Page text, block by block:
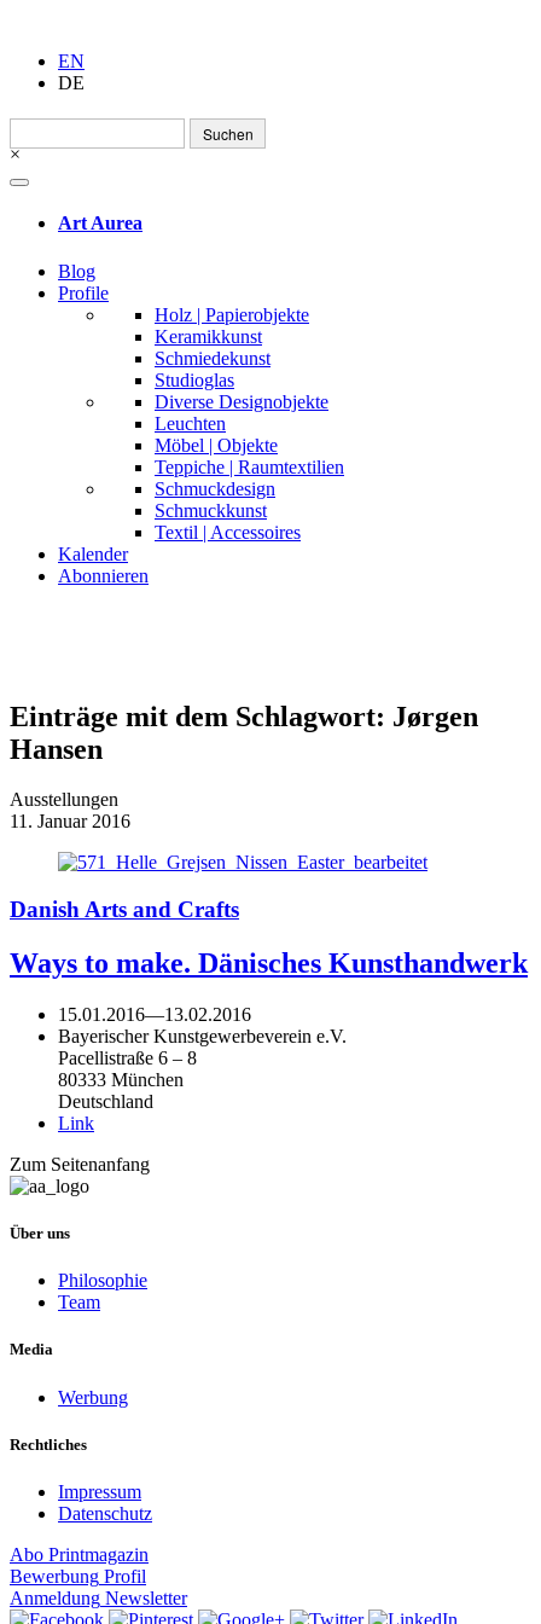
EN
DE
Suchen
nach:
×
Art Aurea
Blog
Profile
Holz | Papierobjekte
Keramikkunst
Schmiedekunst
Studioglas
Diverse Designobjekte
Leuchten
Möbel | Objekte
Teppiche | Raumtextilien
Schmuckdesign
Schmuckkunst
Textil | Accessoires
Kalender
Abonnieren
Einträge mit dem Schlagwort: Jørgen
Hansen
Ausstellungen
11. Januar 2016
Danish Arts and Crafts
Ways to make. Dänisches Kunsthandwerk
15.01.2016—13.02.2016
Bayerischer Kunstgewerbeverein e.V.
Pacellistraße 6 – 8
80333 München
Deutschland
Link
Zum Seitenanfang
Über uns
Philosophie
Team
Media
Werbung
Rechtliches
Impressum
Datenschutz
Abo Printmagazin
Bewerbung Profil
Anmeldung Newsletter